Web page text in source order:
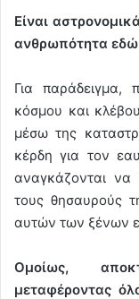
Είναι
ανθρωπότητα εδώ
Για παράδειγμα,
κόσμου και
μέσω της
κέρδη για τον
αναγκάζονται να
τους θησαυρούς
αυτών των ξένων
Ομοίως,
μεταφέροντας